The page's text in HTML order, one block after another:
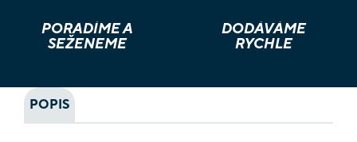
PORADÍME A
SEŽENEME
DODÁVÁME
RYCHLE
POPIS